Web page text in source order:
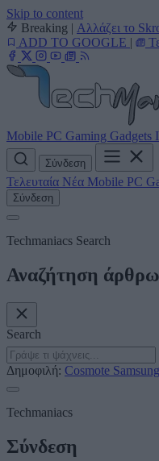
Skip to content
Breaking | Αλλάζει το
ADD TO GOOGLE |
Mobile PC Gaming Gadgets
Σύνδεση
Τελευταία Νέα Mobile PC
Σύνδεση
Techmaniacs Search
Αναζήτηση
Search
Δημοφιλή: Cosmote Samsung
Techmaniacs
Σύνδεση